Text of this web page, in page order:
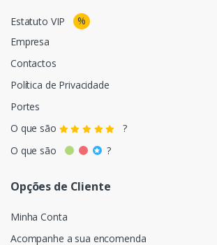
Estatuto VIP
%
Empresa
Contactos
Política de Privacidade
Portes
O que são
?
O que são
?
Opções de Cliente
Minha Conta
Acompanhe a sua encomenda